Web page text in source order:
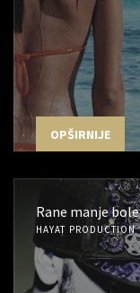
OPŠIRNIJE
Rane manje bole
HAYAT PRODUCTION